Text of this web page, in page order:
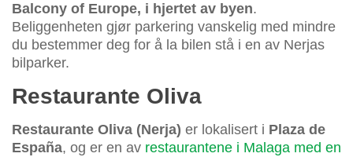
Balcony of Europe, i hjertet av byen.
Beliggenheten gjør parkering vanskelig med mindre
du bestemmer deg for å la bilen stå i en av Nerjas
bilparker.
Restaurante Oliva
Restaurante Oliva (Nerja) er lokalisert i Plaza de
España, og er en av restaurantene i Malaga med en